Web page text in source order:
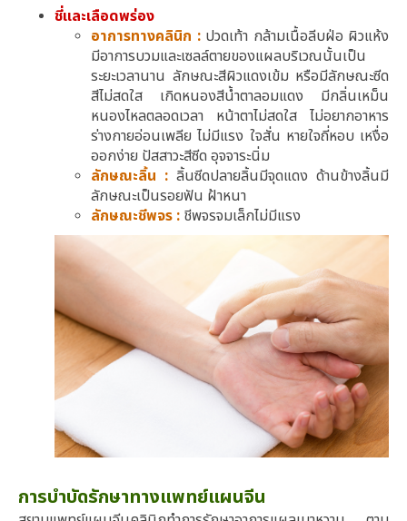
ชี่และเลือดพร่อง
อาการทางคลินิก : ปวดเท้า กล้ามเนื้อลีบฝ่อ ผิวแห้ง
มีอาการบวมและเซลล์ตายของแผลบริเวณนั้นเป็น
ระยะเวลานาน ลักษณะสีผิวแดงเข้ม หรือมีลักษณะซีด
สีไม่สดใส เกิดหนองสีนํ้าตาลอมแดง มีกลิ่นเหม็น
หนองไหลตลอดเวลา หน้าตาไม่สดใส ไม่อยากอาหาร
ร่างกายอ่อนเพลีย ไม่มีแรง ใจสั่น หายใจถี่หอบ เหงื่อ
ออกง่าย ปัสสาวะสีซีด อุจจาระนิ่ม
ลักษณะลิ้น : ลิ้นซีดปลายลิ้นมีจุดแดง ด้านข้างลิ้นมี
ลักษณะเป็นรอยฟัน ฝ้าหนา
ลักษณะชีพจร : ชีพจรจมเล็กไม่มีแรง
การบำบัดรักษาทางแพทย์แผนจีน